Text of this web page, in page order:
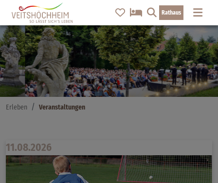
Rathaus
Erleben Veranstaltungen
11.08.2026